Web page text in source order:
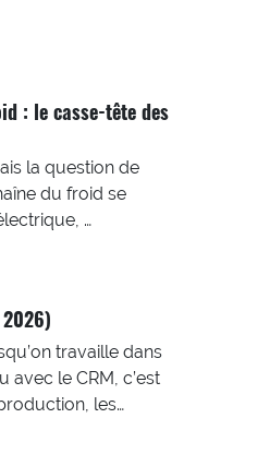
: le casse-tête des
la question de
du froid se
…
travaille dans
avec le CRM, c’est
les…